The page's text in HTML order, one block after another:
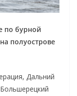
по бурной
полуострове
Дальний